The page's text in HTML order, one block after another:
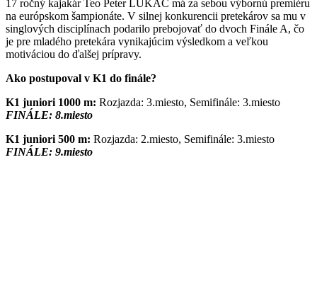
17 ročný kajakár Teo Peter LUKÁČ má za sebou výbornú premiéru
na európskom šampionáte. V silnej konkurencii pretekárov sa mu v
singlových disciplínach podarilo prebojovať do dvoch Finále A, čo
je pre mladého pretekára vynikajúcim výsledkom a veľkou
motiváciou do ďalšej prípravy.
Ako postupoval v K1 do finále?
K1 juniori 1000 m: Rozjazda: 3.miesto, Semifinále: 3.miesto
FINÁLE: 8.miesto
K1 juniori 500 m: Rozjazda: 2.miesto, Semifinále: 3.miesto
FINÁLE: 9.miesto